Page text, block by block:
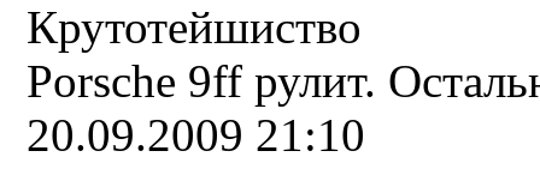
Крутотейшиство
Porsche 9ff рулит.
20.09.2009 21:10